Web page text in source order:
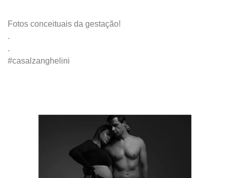
Fotos conceituais da gestação!
.
.
#casalzanghelini